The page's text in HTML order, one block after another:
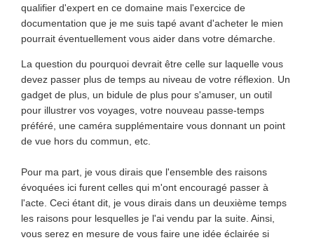
qualifier d'expert en ce domaine mais l'exercice de
documentation que je me suis tapé avant d'acheter le mien
pourrait éventuellement vous aider dans votre démarche.
La question du pourquoi devrait être celle sur laquelle vous
devez passer plus de temps au niveau de votre réflexion. Un
gadget de plus, un bidule de plus pour s'amuser, un outil
pour illustrer vos voyages, votre nouveau passe-temps
préféré, une caméra supplémentaire vous donnant un point
de vue hors du commun, etc.
Pour ma part, je vous dirais que l'ensemble des raisons
évoquées ici furent celles qui m'ont encouragé passer à
l'acte. Ceci étant dit, je vous dirais dans un deuxième temps
les raisons pour lesquelles je l'ai vendu par la suite. Ainsi,
vous serez en mesure de vous faire une idée éclairée si